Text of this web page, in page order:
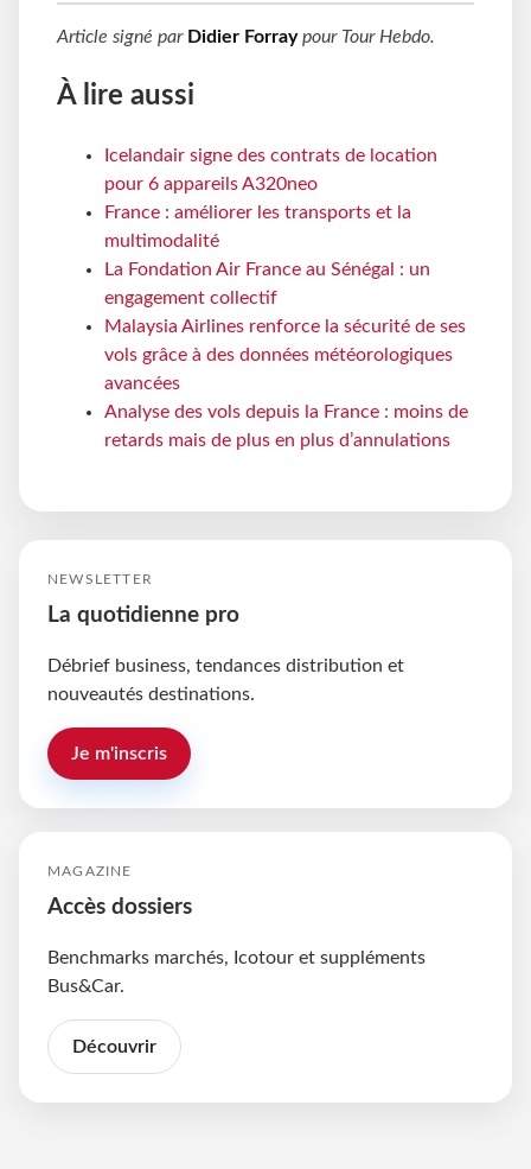
Article signé par Didier Forraypour Tour Hebdo.
À lire aussi
Icelandair signe des contrats de location
pour 6 appareils A320neo
France : améliorer les transports et la
multimodalité
La Fondation Air France au Sénégal : un
engagement collectif
Malaysia Airlines renforce la sécurité de ses
vols grâce à des données météorologiques
avancées
Analyse des vols depuis la France : moins de
retards mais de plus en plus d’annulations
NEWSLETTER
La quotidienne pro
Débrief business, tendances distribution et
nouveautés destinations.
Je m'inscris
MAGAZINE
Accès dossiers
Benchmarks marchés, Icotour et suppléments
Bus&Car.
Découvrir